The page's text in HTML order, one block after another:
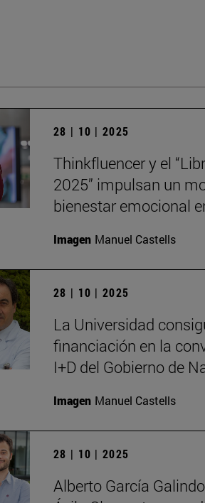
28 | 10 | 2025
Thinkfluencer y el
2025” impulsan un
bienestar emocional
Imagen Manuel Castells
28 | 10 | 2025
La Universidad
financiación en la
I+D del Gobierno de
Imagen Manuel Castells
28 | 10 | 2025
Alberto García